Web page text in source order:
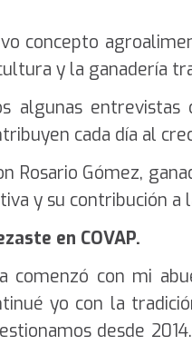
concepto
y la ganadería
algunas
cada día al
Rosario Gómez,
y su contribución a
en COVAP.
comenzó con mi
yo con la
desde